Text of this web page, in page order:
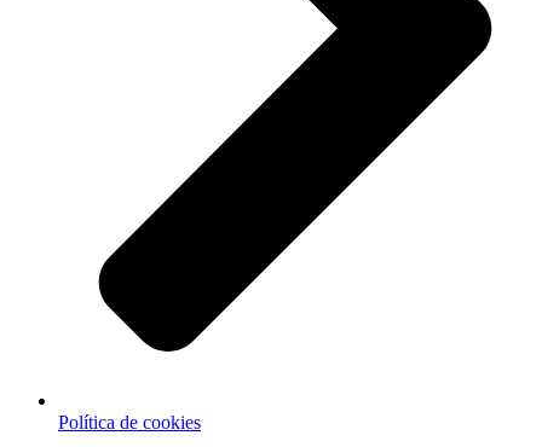
Política de cookies